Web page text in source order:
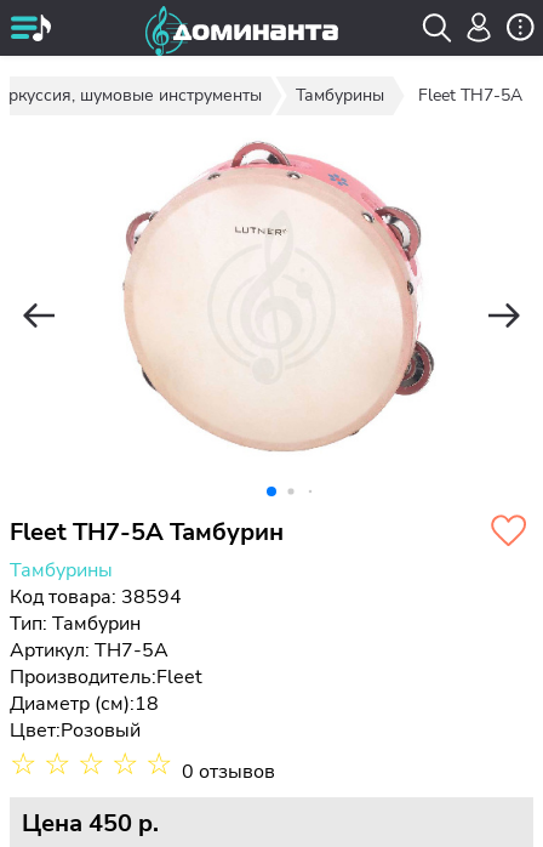
шумовые инструменты Тамбурины Fleet TH7-5A
Fleet TH7-5A Тамбурин
Тамбурины
Код товара: 38594
Тип: Тамбурин
Артикул: TH7-5A
Производитель:Fleet
Диаметр (см):18
Цвет:Розовый
☆ ☆ ☆ ☆ ☆ 0 отзывов
Цена 450 p.